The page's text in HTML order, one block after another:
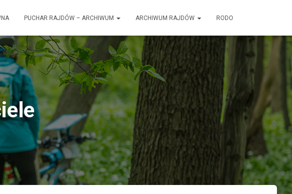
PUCHAR RAJDÓW – ARCHIWUM ARCHIWUM RAJDÓW RODO